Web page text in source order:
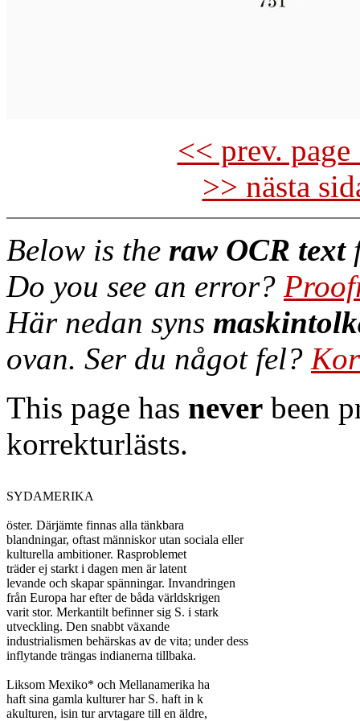
<< prev.
>> nästa
Below is the raw OCR text
Do you see an error?
Här nedan syns
ovan. Ser du något fel?
This page has never been
korrekturlästs.
SYDAMERIKA
öster. Därjämte finnas alla tänkbara
blandningar, oftast människor utan sociala eller
kulturella ambitioner. Rasproblemet
träder ej starkt i dagen men är latent
levande och skapar spänningar. Invandringen
från Europa har efter de båda världskrigen
varit stor. Merkantilt befinner sig S. i stark
utveckling. Den snabbt växande
industrialismen behärskas av de vita; under dess
inflytande trängas indianerna tillbaka.
Liksom Mexiko* och Mellanamerika ha
haft sina gamla kulturer har S. haft in k
akulturen, isin tur arvtagare till en äldre,